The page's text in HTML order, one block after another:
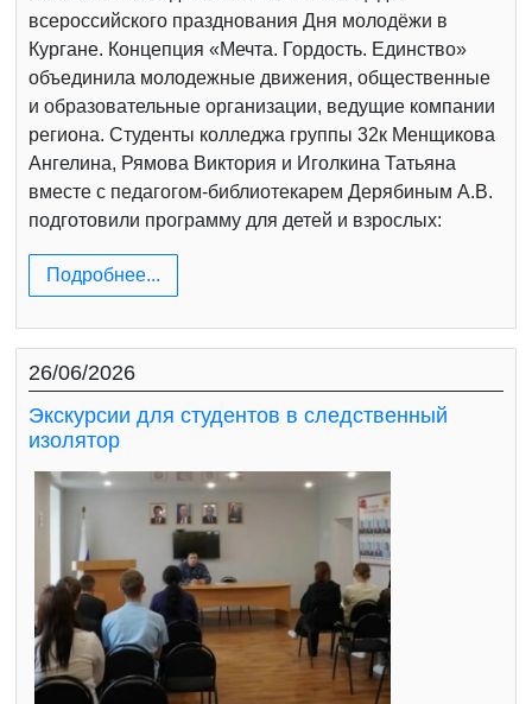
всероссийского празднования Дня молодёжи в
Кургане. Концепция «Мечта. Гордость. Единство»
объединила молодежные движения, общественные
и образовательные организации, ведущие компании
региона. Студенты колледжа группы 32к Менщикова
Ангелина, Рямова Виктория и Иголкина Татьяна
вместе с педагогом-библиотекарем Дерябиным А.В.
подготовили программу для детей и взрослых:
Подробнее...
26/06/2026
Экскурсии для студентов в следственный
изолятор